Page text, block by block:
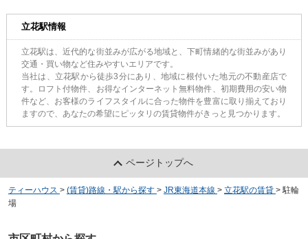
立花駅情報
立花駅は、近代的な街並みが広がる地域と、下町情緒的な街並みがあり
交通・買い物など住みやすいエリアです。
当社は、立花駅から徒歩3分にあり、地域に根付いた地元の不動産店で
す。ロフト付物件、お得なインターネット無料物件、初期費用の安い物
件など、お客様のライフスタイルに合った物件を豊富に取り揃えており
ますので、あなたの希望にピッタリの賃貸物件がきっと見つかります。
ページトップへ
ティーハウス > (賃貸)路線・駅から探す > JR東海道本線 > 立花駅の賃貸 > 駐輪
場